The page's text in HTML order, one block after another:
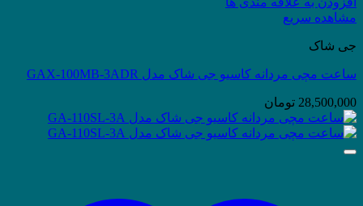
مشاهده سریع
جی شاک
ساعت مچی مردانه کاسیو جی شاک مدل GAX-100MB-3ADR
28,500,000 تومان